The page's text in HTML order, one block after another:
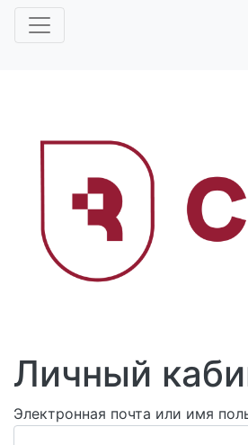
Личный
Электронная почта или имя